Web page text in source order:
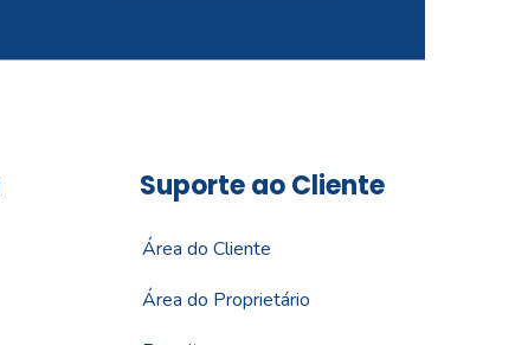
Suporte ao Cliente
Área do Cliente
Área do Proprietário